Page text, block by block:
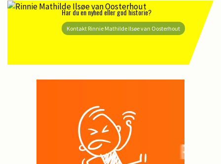
Har du en nyhed eller god historie?
Kontakt Rinnie Mathilde Ilsøe van Oosterhout